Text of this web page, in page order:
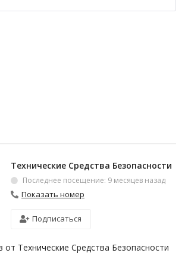
Технические Средства Безопасности
Последнее посещение: 9 месяцев назад
Показать номер
Подписаться
Технические Средства Безопасности